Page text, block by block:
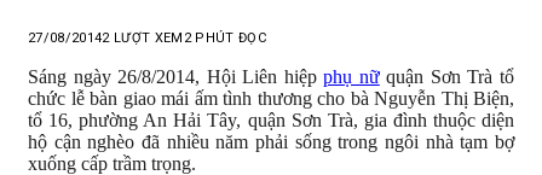
27/08/20142 LƯỢT XEM 2 PHÚT ĐỌC
Sáng ngày 26/8/2014, Hội Liên hiệpphụ nữquận Sơn Trà tổ
chức lễ bàn giao mái ấm tình thương cho bà Nguyễn Thị Biện,
tổ 16, phường An Hải Tây, quận Sơn Trà, gia đình thuộc diện
hộ cận nghèo đã nhiều năm phải sống trong ngôi nhà tạm bợ
xuống cấp trầm trọng.